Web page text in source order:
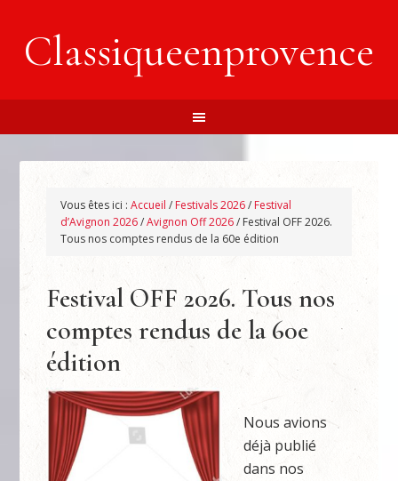
Classiqueenprovence
Vous êtes ici :Accueil / Festivals 2026/ Festival
d’Avignon 2026/Avignon Off 2026/ Festival OFF 2026.
Tous nos comptes rendus de la 60e édition
Festival OFF 2026. Tous nos
comptes rendus de la 60e
édition
Nous avions
déjà publié
dans nos